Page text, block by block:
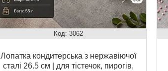
3062
Лопатка кондитерська з нержавіючої
сталі 26.5 см | для тістечок, пирогів,